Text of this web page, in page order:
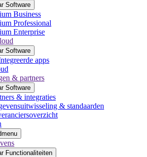
Software
Business
Professional
Enterprise
Software
apps
& partners
Software
& integraties
& standaarden
Functionaliteiten